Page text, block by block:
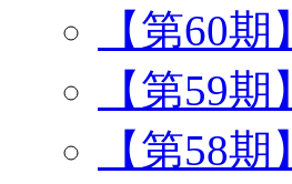
【第60
【第59
【第58